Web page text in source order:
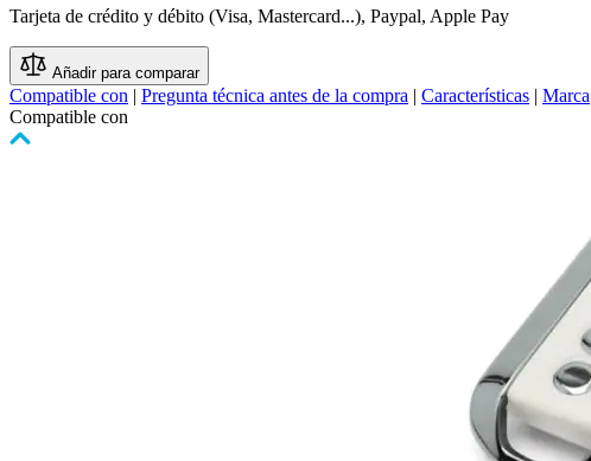
Tarjeta de crédito y débito (Visa, Mastercard...), Paypal, Apple Pay
Añadir para comparar
Compatible con | Pregunta técnica antes de la compra | Características | Marca
Compatible con